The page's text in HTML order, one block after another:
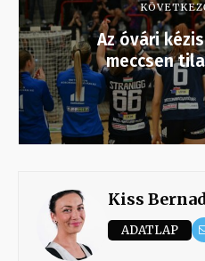
Az óvári
meccsen
Kiss
ADATLAP